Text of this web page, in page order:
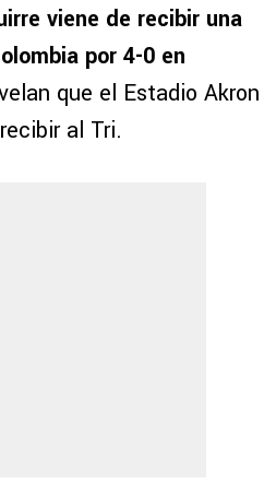
viene de recibir una
por 4-0 en
que el Estadio Akron
al Tri.